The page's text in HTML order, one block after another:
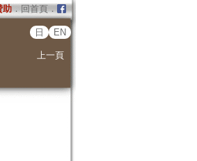
助．回首頁．
日 EN
上一頁